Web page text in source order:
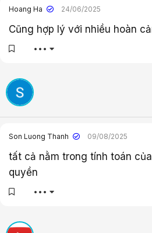
Hoang Ha 24/06/2025
Cũng hợp lý với nhiều hoàn
•••
Son Luong Thanh 09/08/2025
tất cả nằm trong tính toán
quyền
•••